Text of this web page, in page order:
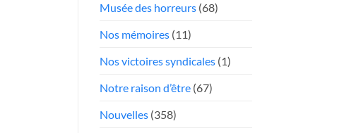
Musée des horreurs(68)
Nos mémoires(11)
Nos victoires syndicales(1)
Notre raison d’être(67)
Nouvelles(358)